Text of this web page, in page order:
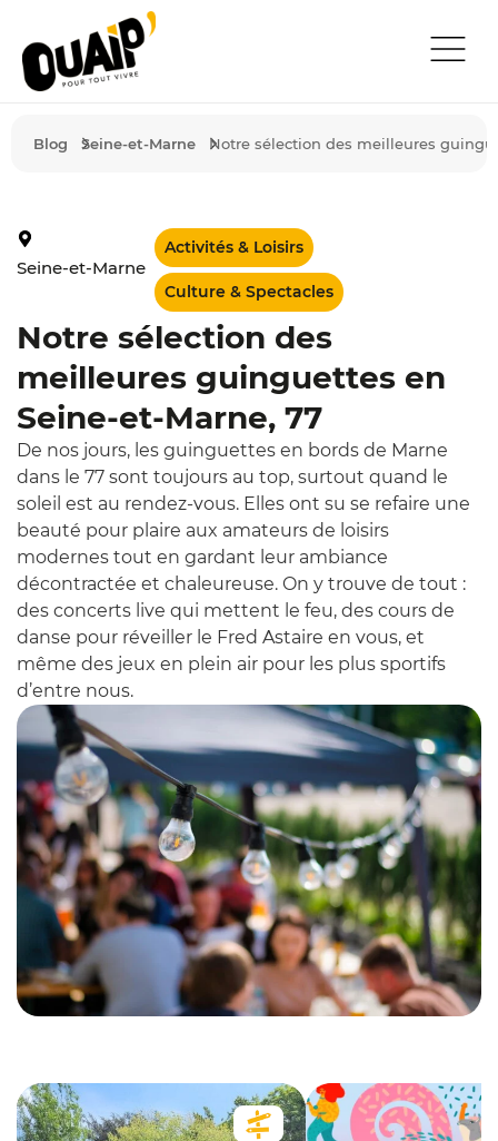
Blog Seine-et-Marne Notre sélection des meilleures
Seine-et-Marne
Activités & Loisirs
Culture & Spectacles
Notre sélection des
meilleures guinguettes en
Seine-et-Marne, 77
De nos jours, les guinguettes en bords de Marne
dans le 77 sont toujours au top, surtout quand le
soleil est au rendez-vous. Elles ont su se refaire une
beauté pour plaire aux amateurs de loisirs
modernes tout en gardant leur ambiance
décontractée et chaleureuse. On y trouve de tout :
des concerts live qui mettent le feu, des cours de
danse pour réveiller le Fred Astaire en vous, et
même des jeux en plein air pour les plus sportifs
d’entre nous.